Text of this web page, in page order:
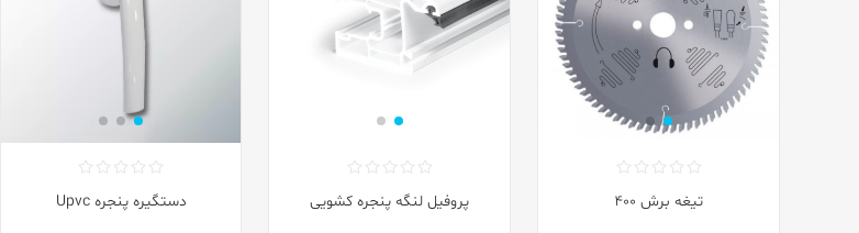
تیغه برش 400 پروفیل لنگه پنجره کشویی دستگیره پنجره Upvc